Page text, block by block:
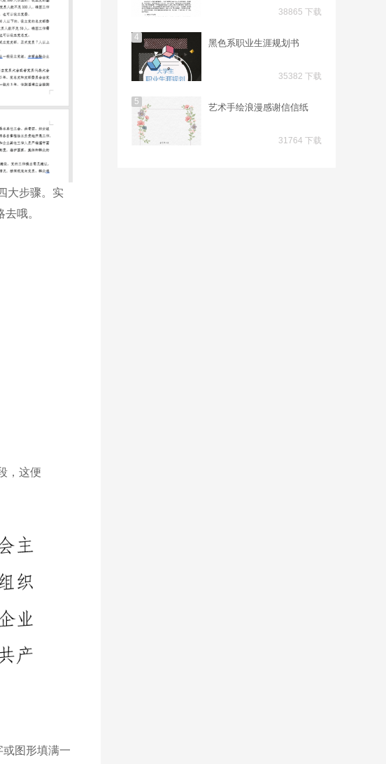
大步骤。实
哦。
，这便
图形填满一
38865 下载
4
黑色系职业生涯规划书
35382 下载
5
艺术手绘浪漫感谢信信纸
31764 下载